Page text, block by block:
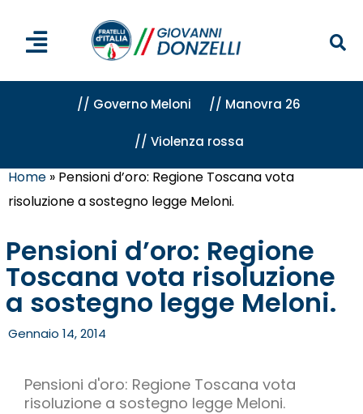
// Governo Meloni // Manovra 26
// Violenza rossa
Home » Pensioni d’oro: Regione Toscana vota
risoluzione a sostegno legge Meloni.
Pensioni d’oro: Regione
Toscana vota risoluzione
a sostegno legge Meloni.
Gennaio 14, 2014
Pensioni d'oro: Regione Toscana vota
risoluzione a sostegno legge Meloni.